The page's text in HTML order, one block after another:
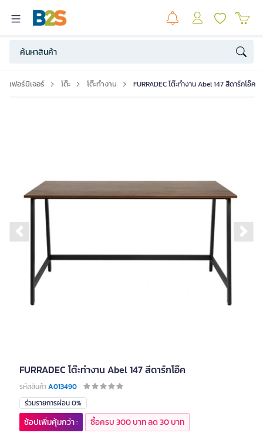
เฟอร์นิเจอร์ โต๊ะ โต๊ะทำงาน FURRADEC โต๊ะทำงาน Abel 147 สีดาร์กโอ๊ค
Previous slide
FURRADEC โต๊ะทำงาน Abel 147 สีดาร์กโอ๊ค
รหัสสินค้าA013490
ร่วมรายการผ่อน 0%
ช้อปเพิ่มคุ้มกว่า : ซื้อครบ 300 บาท ลด 30 บาท